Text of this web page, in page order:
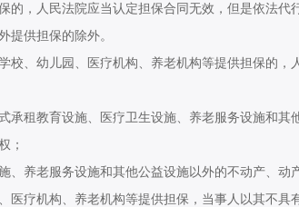
，人民法院应当认定担保合同无效，但是依法代
提供担保的除外。
、幼儿园、医疗机构、养老机构等提供担保的，
租教育设施、医疗卫生设施、养老服务设施和其
；
养老服务设施和其他公益设施以外的不动产、动
疗机构、养老机构等提供担保，当事人以其不具